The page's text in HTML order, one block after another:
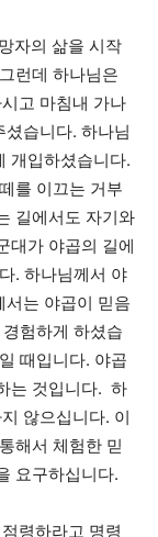
자의 삶을 시작
런데 하나님은
고 마침내 가나
습니다. 하나님
개입하셨습니다.
를 이끄는 거부
길에서도 자기와
대가 야곱의 길에
. 하나님께서 야
는 야곱이 믿음
험하게 하셨습
때입니다. 야곱
는 것입니다. 하
않으십니다. 이
해서 체험한 믿
요구하십니다.
령하라고 명령